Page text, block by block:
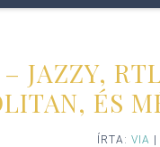
JAZZY,
ÉS
ÍRTA:VIA